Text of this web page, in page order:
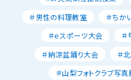
＃男性の料理教室
＃ちか
＃ｅスポーツ大会
＃
＃納涼盆踊り大会
＃
＃山梨フォトクラブ写真